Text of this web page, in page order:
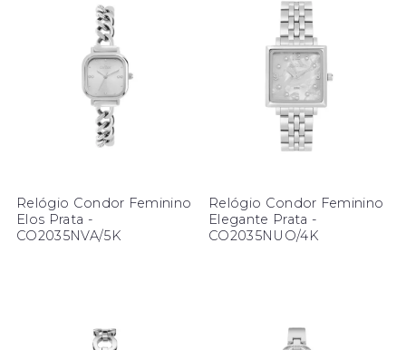
Relógio Condor Feminino
Elos Prata -
CO2035NVA/5K
Relógio Condor Feminino
Elegante Prata -
CO2035NUO/4K